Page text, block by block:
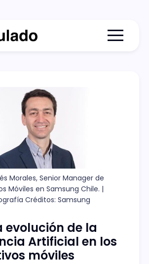
Menu
Morales, Senior Manager de
Móviles en Samsung Chile. |
Créditos: Samsung
evolución de la
Artificial en los
móviles